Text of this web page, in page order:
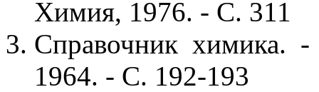
Химия, 1976. - С. 311
Справочник
1964. - С. 192-193